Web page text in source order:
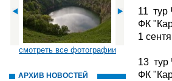
смотреть все фотографии
АРХИВ НОВОСТЕЙ
11 тур
ФК
1
13 тур
ФК